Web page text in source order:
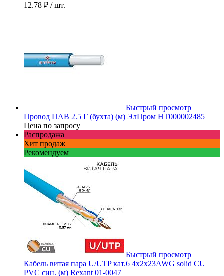
12.78 ₽ / шт.
Быстрый просмотр
Провод ПАВ 2.5 Г (бухта) (м) ЭлПром НТ000002485
Цена по запросу
Распродажа
Хит продаж
Рекомендуем
Быстрый просмотр
Кабель витая пара U/UTP кат.6 4х2х23AWG solid CU
PVC син. (м) Rexant 01-0047